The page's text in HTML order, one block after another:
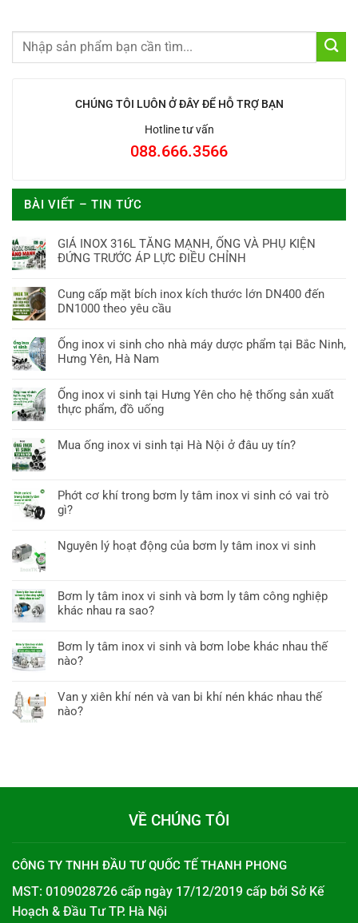
CHÚNG TÔI LUÔN Ở ĐÂY ĐỂ HỖ TRỢ BẠN
Hotline tư vấn
088.666.3566
BÀI VIẾT – TIN TỨC
GIÁ INOX 316L TĂNG MẠNH, ỐNG VÀ PHỤ KIỆN
ĐỨNG TRƯỚC ÁP LỰC ĐIỀU CHỈNH
Cung cấp mặt bích inox kích thước lớn DN400 đến
DN1000 theo yêu cầu
Ống inox vi sinh cho nhà máy dược phẩm tại Bắc Ninh,
Hưng Yên, Hà Nam
Ống inox vi sinh tại Hưng Yên cho hệ thống sản xuất
thực phẩm, đồ uống
Mua ống inox vi sinh tại Hà Nội ở đâu uy tín?
Phớt cơ khí trong bơm ly tâm inox vi sinh có vai trò
gì?
Nguyên lý hoạt động của bơm ly tâm inox vi sinh
Bơm ly tâm inox vi sinh và bơm ly tâm công nghiệp
khác nhau ra sao?
Bơm ly tâm inox vi sinh và bơm lobe khác nhau thế
nào?
Van y xiên khí nén và van bi khí nén khác nhau thế
nào?
VỀ CHÚNG TÔI
CÔNG TY TNHH ĐẦU TƯ QUỐC TẾ THANH PHONG
MST: 0109028726 cấp ngày 17/12/2019 cấp bởi Sở Kế
Hoạch & Đầu Tư TP. Hà Nội